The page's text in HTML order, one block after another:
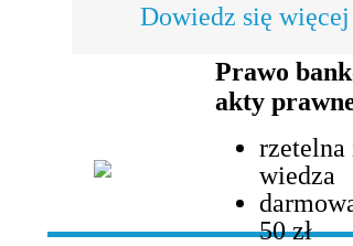
Dowiedz się
Prawo
akty
rzetelna
wiedza
50 zł